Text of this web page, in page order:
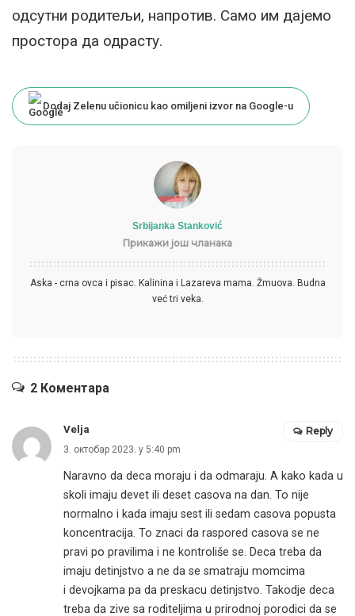
одсутни родитељи, напротив. Само им дајемо
простора да одрасту.
Dodaj Zelenu učionicu kao omiljeni izvor na Google-u
Srbijanka Stanković
Прикажи још чланака
Aska - crna ovca i pisac. Kalinina i Lazareva mama. Žmuova. Budna
već tri veka.
2 Коментара
Velja
3. октобар 2023. у 5:40 pm
Naravno da deca moraju i da odmaraju. A kako kada u
skoli imaju devet ili deset casova na dan. To nije
normalno i kada imaju sest ili sedam casova popusta
koncentracija. To znaci da raspored casova se ne
pravi po pravilima i ne kontroliše se. Deca treba da
imaju detinjstvo a ne da se smatraju momcima
i devojkama pa da preskacu detinjstvo. Takodje deca
treba da zive sa roditeljima u prirodnoj porodici da se
Reply